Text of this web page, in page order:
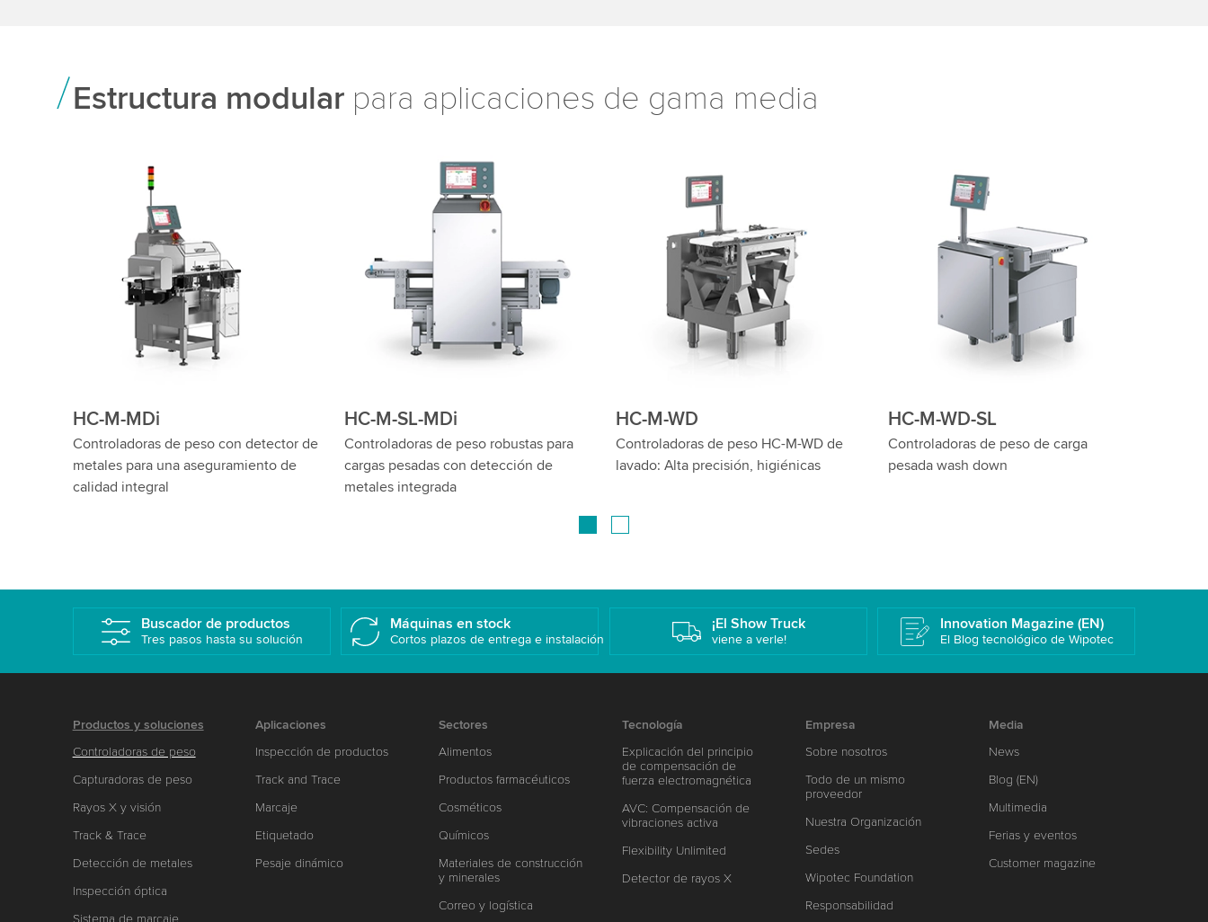
Estructura modularpara aplicaciones de gama media
HC-M-WD-SL
Controladoras de peso de carga
pesada wash down
HC-M
Controladoras de peso flexibles para
gamas de rendimiento medio
HC-M-VA
Controladoras de peso dinámicas de
acero inoxidable: Pesaje higiénico con
HC-M-SL
Controladoras de peso dinámicas para
cargas pesadas hasta 60 kg
Buscador de productos
Tres pasos hasta su solución
Máquinas en stock
Cortos plazos de entrega e instalación
¡El Show Truck
viene a verle!
Innovation Magazine (EN)
El Blog tecnológico de Wipotec
Productos y soluciones
Controladoras de peso
Capturadoras de peso
Rayos X y visión
Track & Trace
Detección de metales
Inspección óptica
Sistema de marcaje
Aplicaciones
Inspección de productos
Track and Trace
Marcaje
Etiquetado
Pesaje dinámico
Sectores
Alimentos
Productos farmacéuticos
Cosméticos
Químicos
Materiales de construcción
y minerales
Correo y logística
Tecnología
Explicación del principio
de compensación de
fuerza electromagnética
AVC: Compensación de
vibraciones activa
Flexibility Unlimited
Detector de rayos X
Empresa
Sobre nosotros
Todo de un mismo
proveedor
Nuestra Organización
Sedes
Wipotec Foundation
Responsabilidad
Media
News
Blog (EN)
Multimedia
Ferias y eventos
Customer magazine